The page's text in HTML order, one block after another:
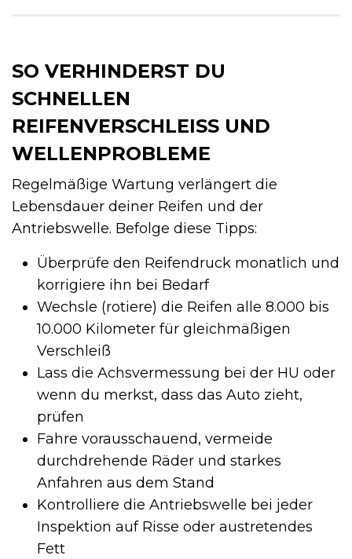
SO VERHINDERST DU
SCHNELLEN
REIFENVERSCHLEISS UND W
ELLENPROBLEME
Regelmäßige Wartung verlängert die
Lebensdauer deiner Reifen und der
Antriebswelle. Befolge diese Tipps:
Überprüfe den Reifendruck monatlich und
korrigiere ihn bei Bedarf
Wechsle (rotiere) die Reifen alle 8.000 bis
10.000 Kilometer für gleichmäßigen
Verschleiß
Lass die Achsvermessung bei der HU oder
wenn du merkst, dass das Auto zieht,
prüfen
Fahre vorausschauend, vermeide
durchdrehende Räder und starkes
Anfahren aus dem Stand
Kontrolliere die Antriebswelle bei jeder
Inspektion auf Risse oder austretendes
Fett